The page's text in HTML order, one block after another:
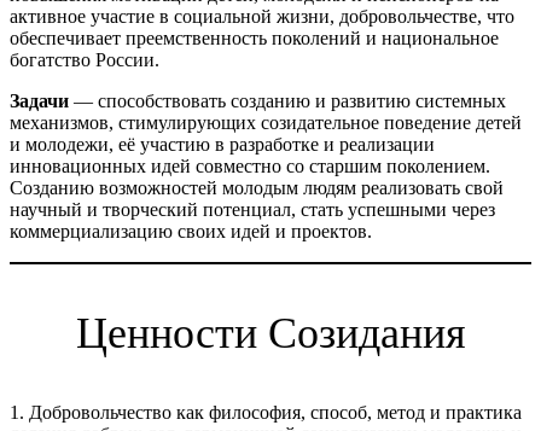
активное участие в социальной жизни, добровольчестве, что
обеспечивает преемственность поколений и национальное
богатство России.
Задачи — способствовать созданию и развитию системных
механизмов, стимулирующих созидательное поведение детей
и молодежи, её участию в разработке и реализации
инновационных идей совместно со старшим поколением.
Созданию возможностей молодым людям реализовать свой
научный и творческий потенциал, стать успешными через
коммерциализацию своих идей и проектов.
Ценности Созидания
1. Добровольчество как философия, способ, метод и практика